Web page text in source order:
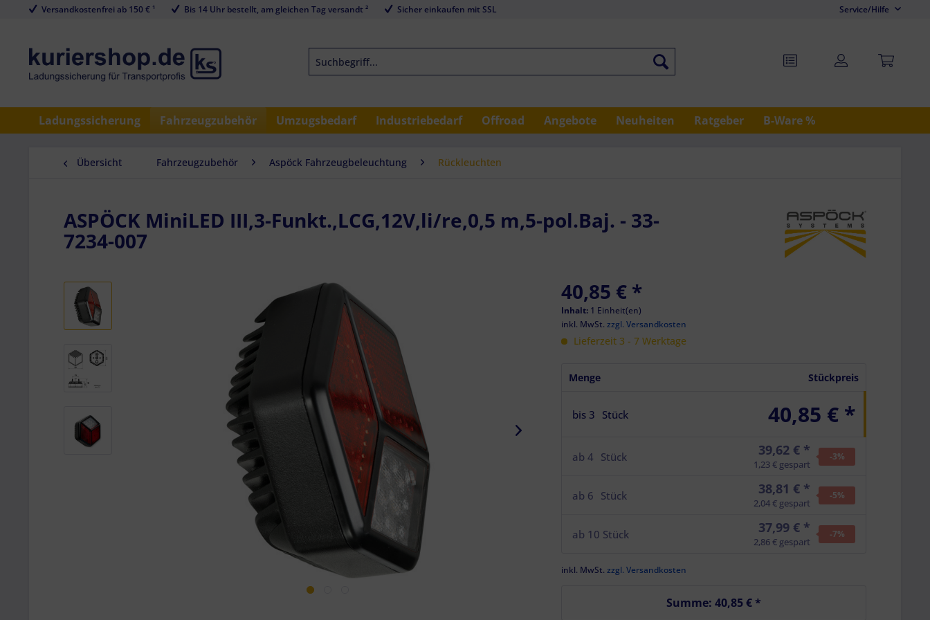
Versandkostenfrei ab 150 € ¹ Bis 14 Uhr bestellt, am gleichen Tag versandt ² Sicher einkaufen mit SSL Service/Hilfe
Ladungssicherung Fahrzeugzubehör Umzugsbedarf Industriebedarf Offroad Angebote Neuheiten Ratgeber B-Ware %
Übersicht Fahrzeugzubehör Aspöck Fahrzeugbeleuchtung Rückleuchten
ASPÖCK MiniLED III,3-Funkt.,LCG,12V,li/re,0,5 m,5-pol.Baj. - 33-
7234-007
40,85 € *
Inhalt: 1 Einheit(en)
inkl. MwSt.zzgl. Versandkosten
Lieferzeit 3 - 7 Werktage
Menge Stückpreis
bis 3 Stück 40,85 € *
ab 4 Stück 39,62 € *
1,23 € gespart
-3%
ab 6 Stück 38,81 € *
2,04 € gespart
-5%
ab 10 Stück 37,99 € *
2,86 € gespart
-7%
inkl. MwSt.zzgl. Versandkosten
Summe:40,85 €*